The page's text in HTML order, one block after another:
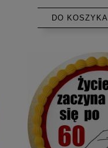
DO KOSZYKA